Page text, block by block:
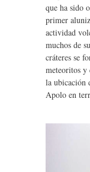
que ha sido
primer
actividad
muchos de
cráteres se
meteoritos y
la ubicación
Apolo en